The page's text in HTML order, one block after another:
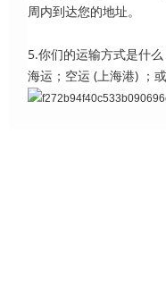
周内到达您的地址。
5.你们的运输方式是什么
海运；空运 (上海港) ；